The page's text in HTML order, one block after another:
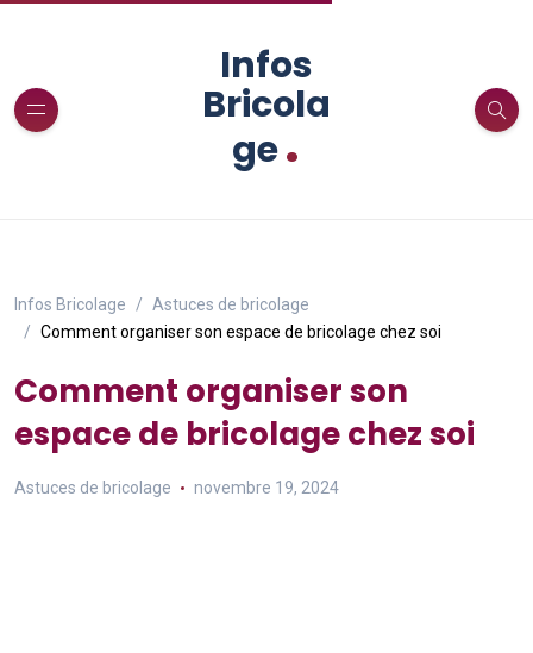
Infos
Bricola
ge.
Infos Bricolage
Astuces de bricolage
Comment organiser son espace de bricolage chez soi
Comment organiser son
espace de bricolage chez soi
Astuces de bricolage novembre 19, 2024